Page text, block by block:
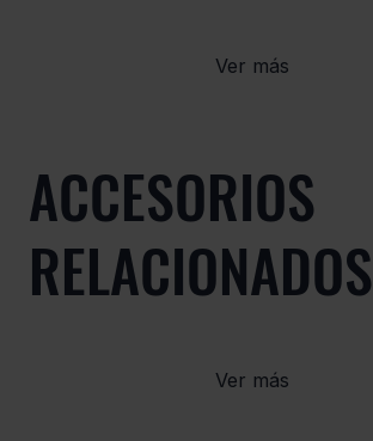
Ver más
ACCESORIOS
RELACIONADOS
Ver más